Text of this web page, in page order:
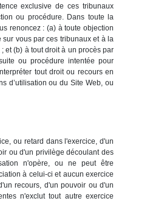
exclusive de ces tribunaux
ou procédure. Dans toute la
renoncez : (a) à toute objection
vous par ces tribunaux et à la
et (b) à tout droit à un procès par
ou procédure intentée pour
tout droit ou recours en
d’utilisation ou du Site Web, ou
ou retard dans l'exercice, d'un
ou d'un privilège découlant des
n'opère, ou ne peut être
à celui-ci et aucun exercice
recours, d'un pouvoir ou d'un
n'exclut tout autre exercice